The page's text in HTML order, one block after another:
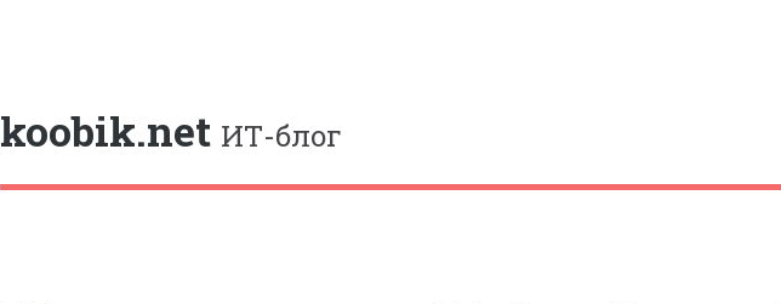
koobik.net ИТ-блог